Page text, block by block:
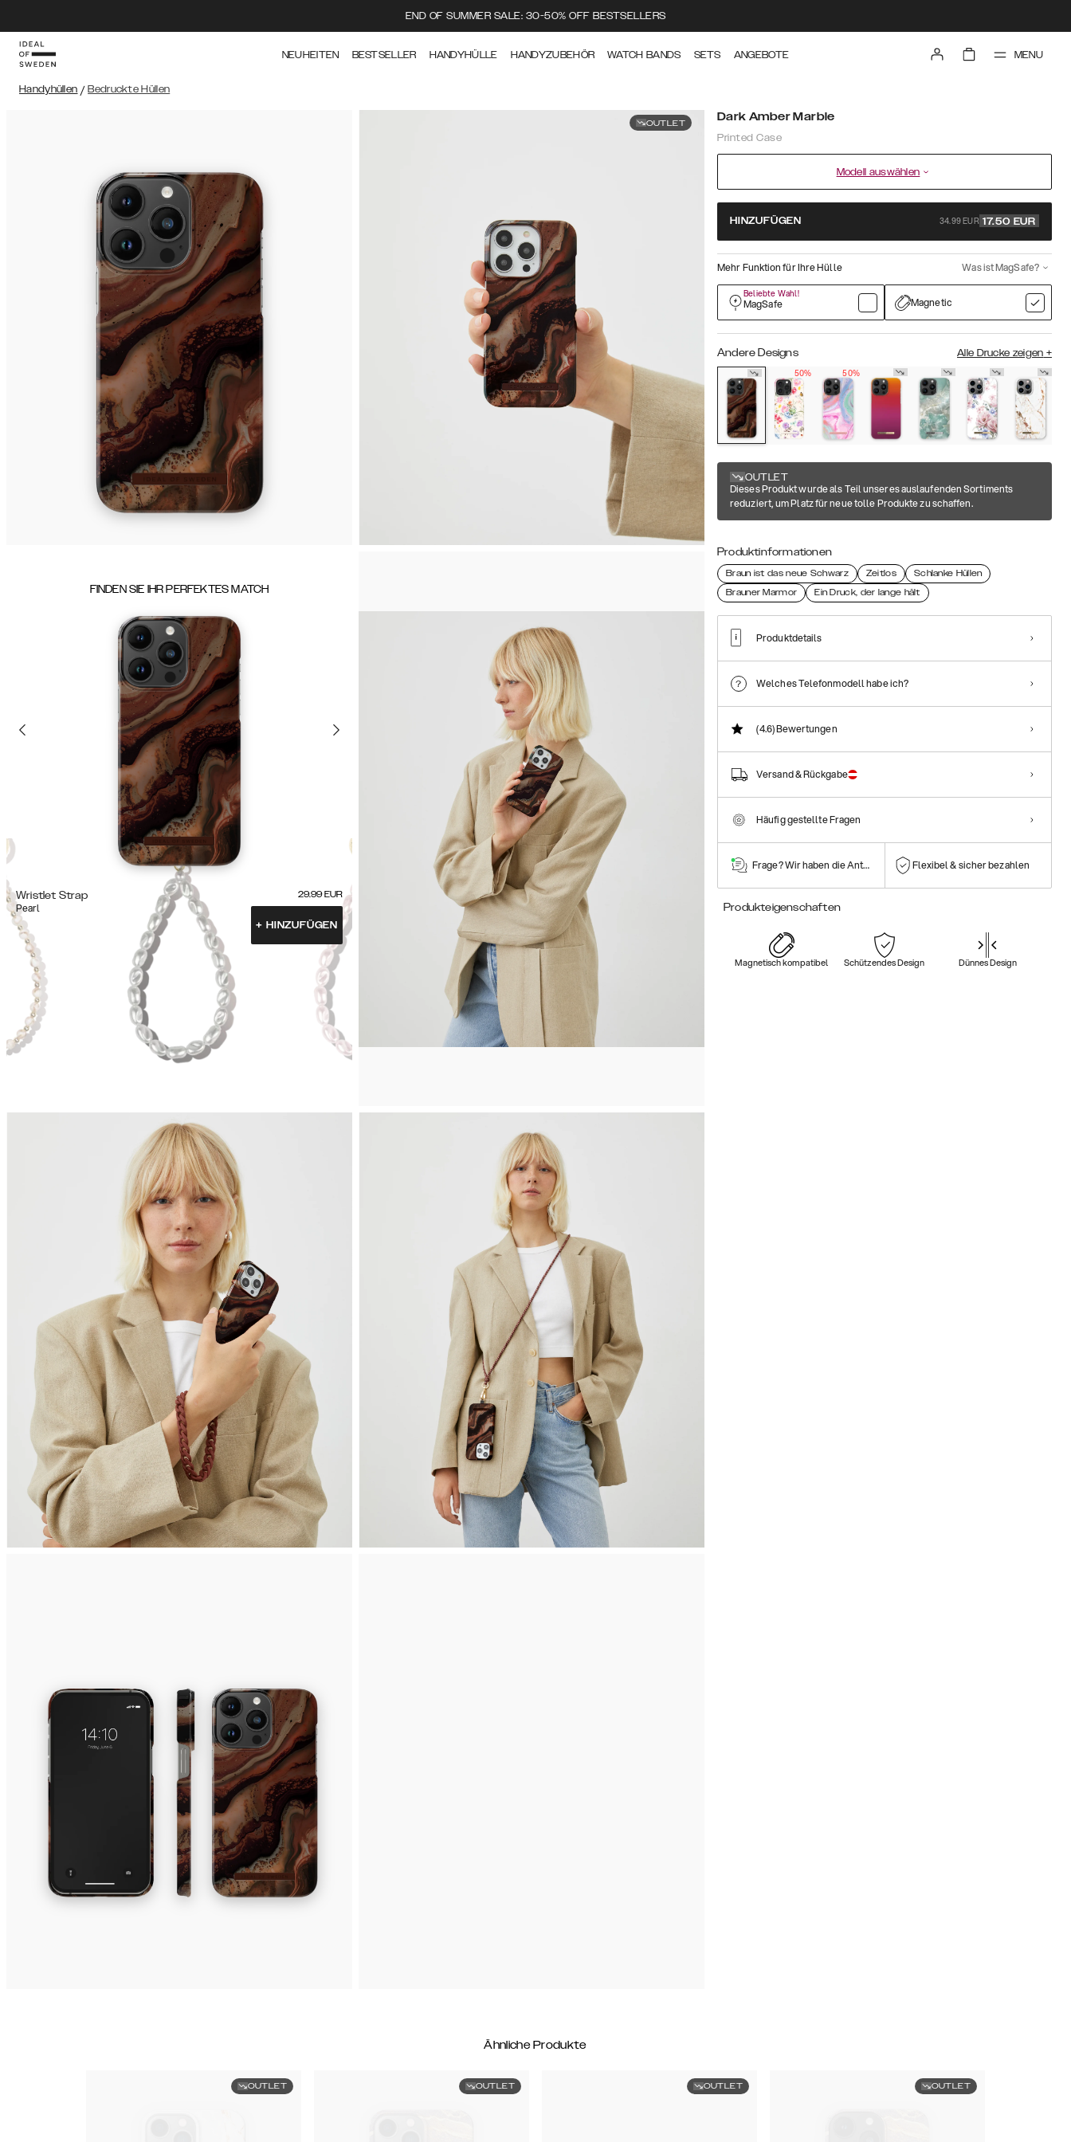
END OF SUMMER SALE: 30-50% OFF BESTSELLERS
NEUHEITEN BESTSELLER HANDYHÜLLE HANDYZUBEHÖR WATCH BANDS SETS ANGEBOTE MENU
Handyhüllen / Bedruckte Hüllen
OUTLET
FINDEN SIE IHR PERFEKTES MATCH
Wristlet Strap
Pearl
29.99 EUR
+ HINZUFÜGEN
Dark Amber Marble
Printed Case
Modell auswählen
HINZUFÜGEN 34.99 EUR 17.50 EUR
Mehr Funktion für Ihre Hülle Was ist MagSafe?
Beliebte Wahl!
MagSafe Magnetic
Andere Designs Alle Drucke zeigen +
50%
50%
OUTLET
Dieses Produkt wurde als Teil unseres auslaufenden Sortiments
reduziert, um Platz für neue tolle Produkte zu schaffen.
Produktinformationen
Braun ist das neue Schwarz Zeitlos
Schlanke Hüllen
Brauner Marmor
Ein Druck, der lange hält
Produktdetails
Welches Telefonmodell habe ich?
(4.6)Bewertungen
Versand & Rückgabe
Häufig gestellte Fragen
Frage? Wir haben die Antwort! Flexibel & sicher bezahlen
Produkteigenschaften
Magnetisch kompatibel Schützendes Design Dünnes Design
Ähnliche Produkte
OUTLET OUTLET OUTLET OUTLET